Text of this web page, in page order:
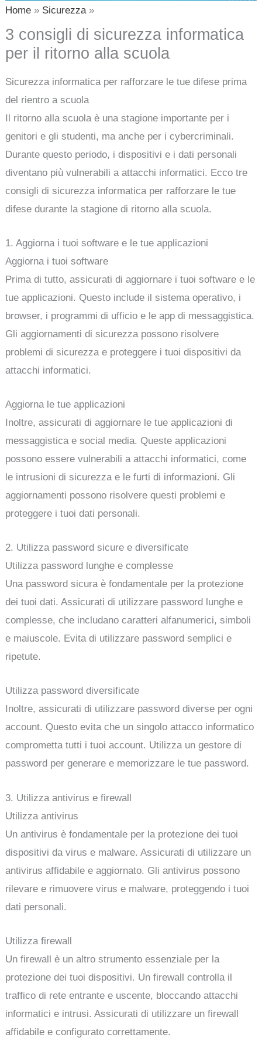
Home Sicurezza
3 consigli di sicurezza informatica
per il ritorno alla scuola
Sicurezza informatica per rafforzare le tue difese prima
del rientro a scuola
Il ritorno alla scuola è una stagione importante per i
genitori e gli studenti, ma anche per i cybercriminali.
Durante questo periodo, i dispositivi e i dati personali
diventano più vulnerabili a attacchi informatici. Ecco tre
consigli di sicurezza informatica per rafforzare le tue
difese durante la stagione di ritorno alla scuola.
1. Aggiorna i tuoi software e le tue applicazioni
Aggiorna i tuoi software
Prima di tutto, assicurati di aggiornare i tuoi software e le
tue applicazioni. Questo include il sistema operativo, i
browser, i programmi di ufficio e le app di messaggistica.
Gli aggiornamenti di sicurezza possono risolvere
problemi di sicurezza e proteggere i tuoi dispositivi da
attacchi informatici.
Aggiorna le tue applicazioni
Inoltre, assicurati di aggiornare le tue applicazioni di
messaggistica e social media. Queste applicazioni
possono essere vulnerabili a attacchi informatici, come
le intrusioni di sicurezza e le furti di informazioni. Gli
aggiornamenti possono risolvere questi problemi e
proteggere i tuoi dati personali.
2. Utilizza password sicure e diversificate
Utilizza password lunghe e complesse
Una password sicura è fondamentale per la protezione
dei tuoi dati. Assicurati di utilizzare password lunghe e
complesse, che includano caratteri alfanumerici, simboli
e maiuscole. Evita di utilizzare password semplici e
ripetute.
Utilizza password diversificate
Inoltre, assicurati di utilizzare password diverse per ogni
account. Questo evita che un singolo attacco informatico
comprometta tutti i tuoi account. Utilizza un gestore di
password per generare e memorizzare le tue password.
3. Utilizza antivirus e firewall
Utilizza antivirus
Un antivirus è fondamentale per la protezione dei tuoi
dispositivi da virus e malware. Assicurati di utilizzare un
antivirus affidabile e aggiornato. Gli antivirus possono
rilevare e rimuovere virus e malware, proteggendo i tuoi
dati personali.
Utilizza firewall
Un firewall è un altro strumento essenziale per la
protezione dei tuoi dispositivi. Un firewall controlla il
traffico di rete entrante e uscente, bloccando attacchi
informatici e intrusi. Assicurati di utilizzare un firewall
affidabile e configurato correttamente.